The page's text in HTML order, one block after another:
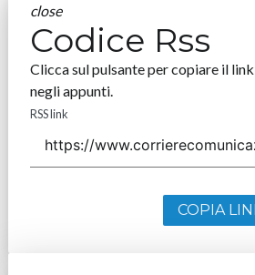
close
Codice Rss
Clicca sul pulsante per copiare il link
negli appunti.
RSS link
COPIA